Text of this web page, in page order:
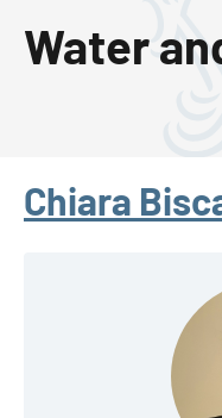
Water
Chiara